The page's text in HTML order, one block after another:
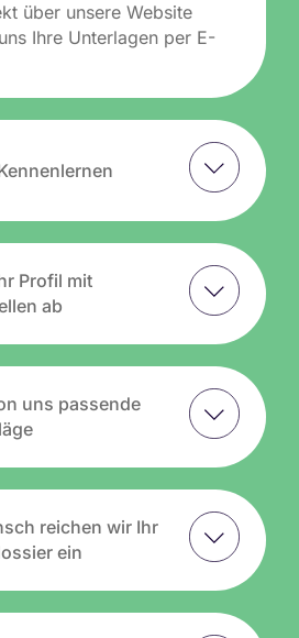
über unsere Website
Ihre Unterlagen per E-
Profil mit
ab
uns passende
reichen wir Ihr
ein